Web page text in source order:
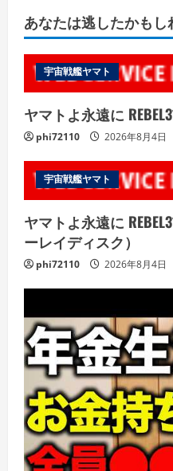
あなたは逃したかもし
宇宙戦艦ヤマト
ヤマトよ永遠に
phi72110 2026年8月4日
宇宙戦艦ヤマト
ヤマトよ永遠に
ーレイディスク）
phi72110 2026年8月4日